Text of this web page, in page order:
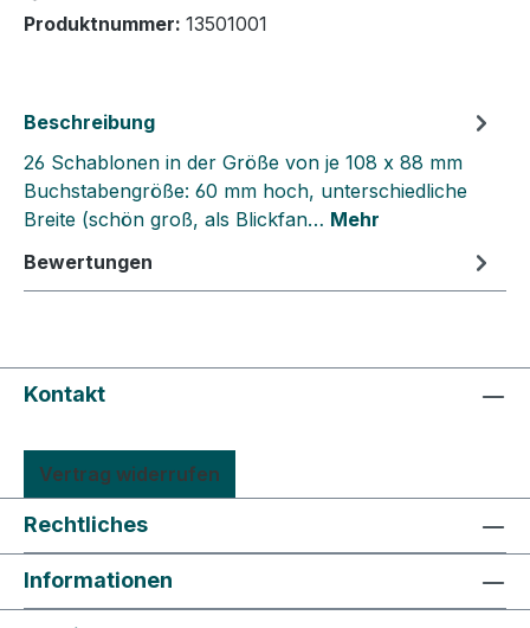
Produktnummer: 13501001
Beschreibung
26 Schablonen in der Größe von je 108 x 88 mm
Buchstabengröße: 60 mm hoch, unterschiedliche
Breite (schön groß, als Blickfan… Mehr
Bewertungen
Kontakt
Vertrag widerrufen
Rechtliches
Informationen